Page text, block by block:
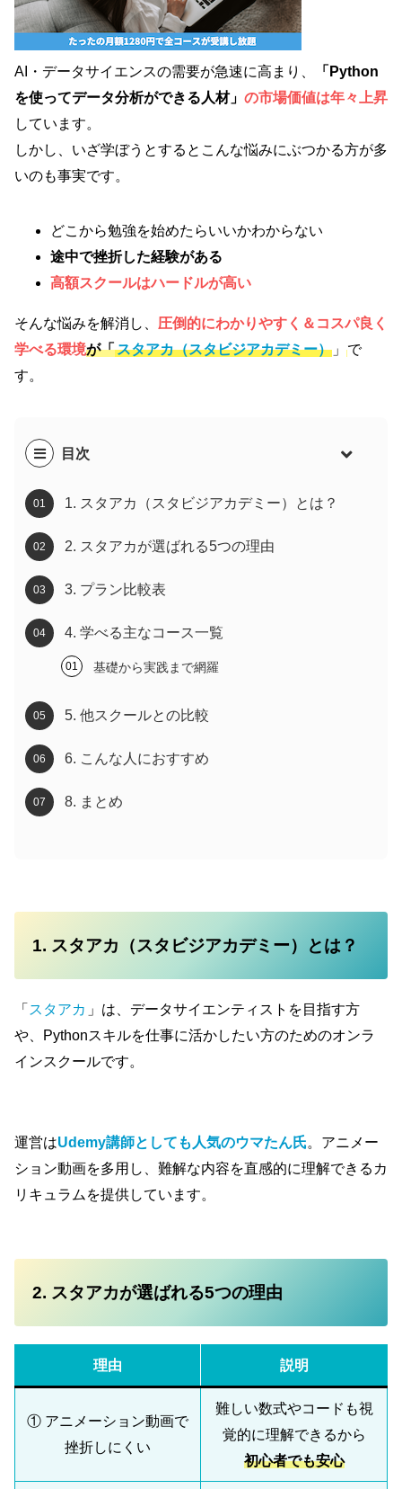
AI・データサイエンスの需要が急速に高まり、
「Python
を使ってデータ分析ができる人材」 の市場価値は年々上昇
しています。
しかし、いざ学ぼうとするとこんな悩みにぶつかる方が多
いのも事実です。
どこから勉強を始めたらいいかわからない
途中で挫折した経験がある
高額スクールはハードルが高い
そんな悩みを解消し、 圧倒的にわかりやすく＆コスパ良く
学べる環境が「スタアカ（スタビジアカデミー） 」
で
す。
目次
1. スタアカ（スタビジアカデミー）とは？
2. スタアカが選ばれる5つの理由
3. プラン比較表
4. 学べる主なコース一覧
基礎から実践まで網羅
5. 他スクールとの比較
6. こんな人におすすめ
8. まとめ
1. スタアカ（スタビジアカデミー）とは？
「 スタアカ 」は、データサイエンティストを目指す方
や、Pythonスキルを仕事に活かしたい方のためのオンラ
インスクールです。
運営はUdemy講師としても人気のウマたん氏。アニメー
ション動画を多用し、難解な内容を直感的に理解できるカ
リキュラムを提供しています。
2. スタアカが選ばれる5つの理由
理由 説明
① アニメーション動画で
挫折しにくい
難しい数式やコードも視
覚的に理解できるから
初心者でも安心